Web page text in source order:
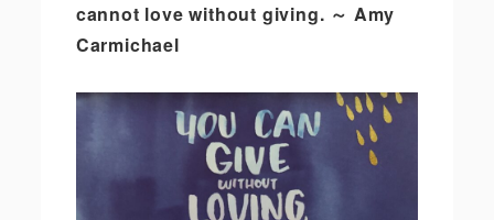
cannot love without giving. ～ Amy
Carmichael